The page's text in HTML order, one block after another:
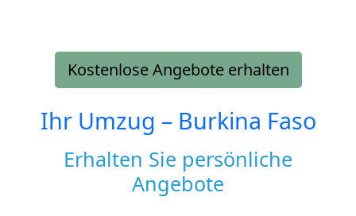
Kostenlose Angebote erhalten
Ihr Umzug – Burkina Faso
Erhalten Sie persönliche
Angebote